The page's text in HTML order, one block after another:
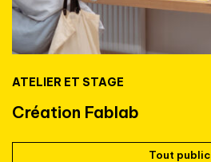
ATELIER ET STAGE
Création Fablab
Tout public